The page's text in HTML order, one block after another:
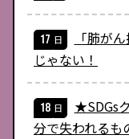
「肺が
じゃない！
★SDGs
分で失われるも